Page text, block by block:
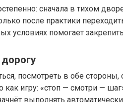
сначала в тихом
после практики
условиях помогает
посмотреть в обе
как игру: «стоп — смотри —
выполнять